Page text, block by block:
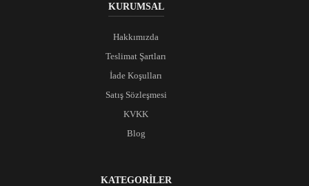
KURUMSAL
Hakkımızda
Teslimat Şartları
İade Koşulları
Satış Sözleşmesi
KVKK
Blog
KATEGORİLER